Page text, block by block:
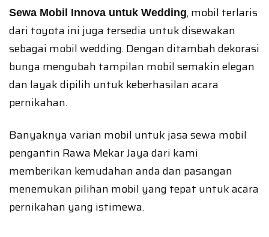
Sewa Mobil Innova untuk Wedding, mobil terlaris
dari toyota ini juga tersedia untuk disewakan
sebagai mobil wedding. Dengan ditambah dekorasi
bunga mengubah tampilan mobil semakin elegan
dan layak dipilih untuk keberhasilan acara
pernikahan.
Banyaknya varian mobil untuk jasa sewa mobil
pengantin Rawa Mekar Jaya dari kami
memberikan kemudahan anda dan pasangan
menemukan pilihan mobil yang tepat untuk acara
pernikahan yang istimewa.